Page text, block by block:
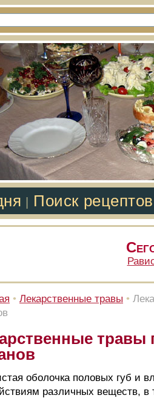
Поиск
• Лекарственные травы •
оболочка половых губ и
различных веществ,